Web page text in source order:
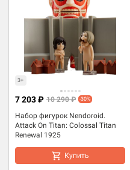
3+
Набор фигурок Nendoroid.
Attack On Titan: Colossal Titan
Renewal 1925
7 203 ₽ 10 290 ₽ -30%
Купить